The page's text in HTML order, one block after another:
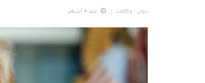
دولي - وكالات منذ 4 أشهر